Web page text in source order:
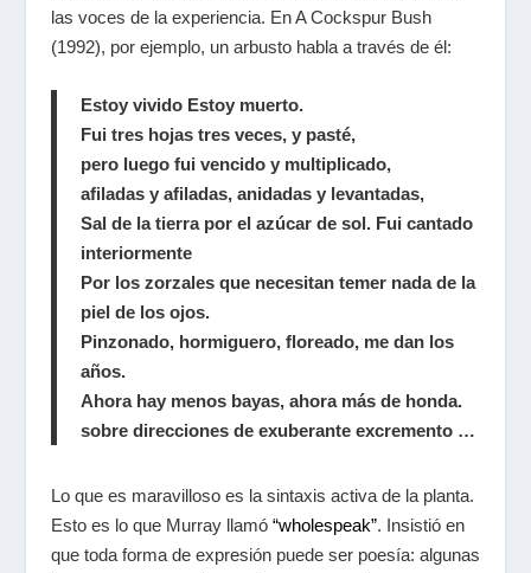
las voces de la experiencia. En A Cockspur Bush
(1992), por ejemplo, un arbusto habla a través de él:
Estoy vivido Estoy muerto.
Fui tres hojas tres veces, y pasté,
pero luego fui vencido y multiplicado,
afiladas y afiladas, anidadas y levantadas,
Sal de la tierra por el azúcar de sol. Fui cantado
interiormente
Por los zorzales que necesitan temer nada de la
piel de los ojos.
Pinzonado, hormiguero, floreado, me dan los
años.
Ahora hay menos bayas, ahora más de honda.
sobre direcciones de exuberante excremento …
Lo que es maravilloso es la sintaxis activa de la planta.
Esto es lo que Murray llamó “wholespeak”. Insistió en
que toda forma de expresión puede ser poesía: algunas